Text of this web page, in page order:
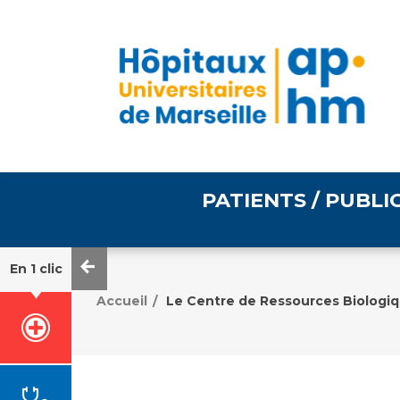
PATIENTS /
Informations pratiques
Égalité professionnelle
En 1 clic
Accueil / Le Centre de Ressources